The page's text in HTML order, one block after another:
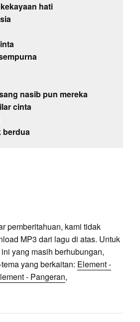
hati
nasib pun mereka
cinta
berdua
pemberitahuan, kami tidak
MP3 dari lagu di atas. Untuk
yang masih berhubungan,
yang berkaitan: Element -
- Pangeran,